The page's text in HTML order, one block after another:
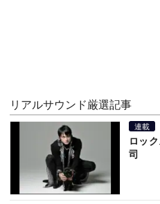
リアルサウンド厳選記事
連載
ロッ
司